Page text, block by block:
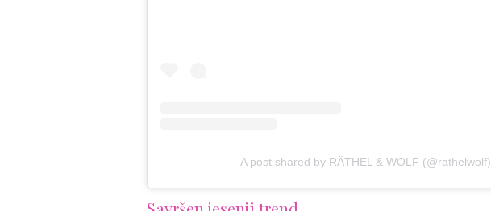
A post shared by RÄTHEL & WOLF (@rathelwolf)